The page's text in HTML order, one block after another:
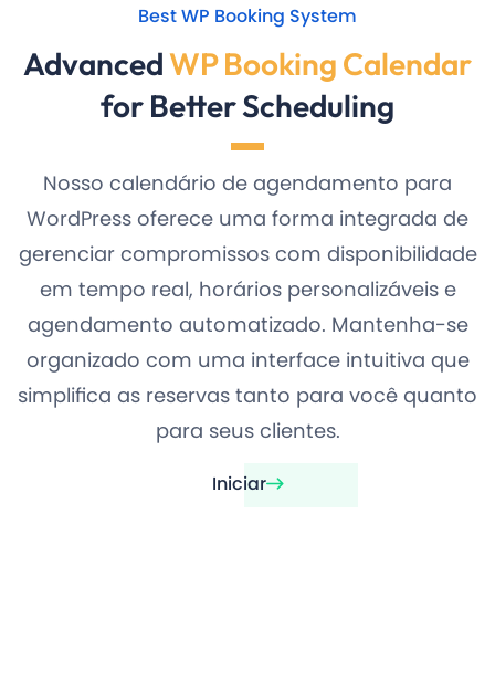
Best WP Booking System
AdvancedWP Booking Calendar
for Better Scheduling
Nosso calendário de agendamento para
WordPress oferece uma forma integrada de
gerenciar compromissos com disponibilidade
em tempo real, horários personalizáveis e
agendamento automatizado. Mantenha-se
organizado com uma interface intuitiva que
simplifica as reservas tanto para você quanto
para seus clientes.
Iniciar